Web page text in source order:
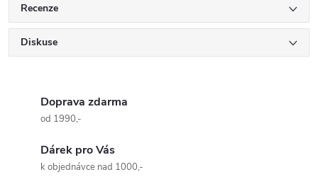
Recenze
Diskuse
Doprava zdarma
od 1990,-
Dárek pro Vás
k objednávce nad 1000,-